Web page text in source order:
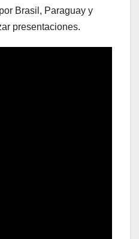
Brasil, Paraguay y
presentaciones.